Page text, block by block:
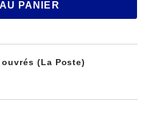
PANIER
(La Poste)